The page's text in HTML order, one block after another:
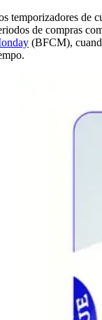
temporizadores de
de compras
(BFCM),